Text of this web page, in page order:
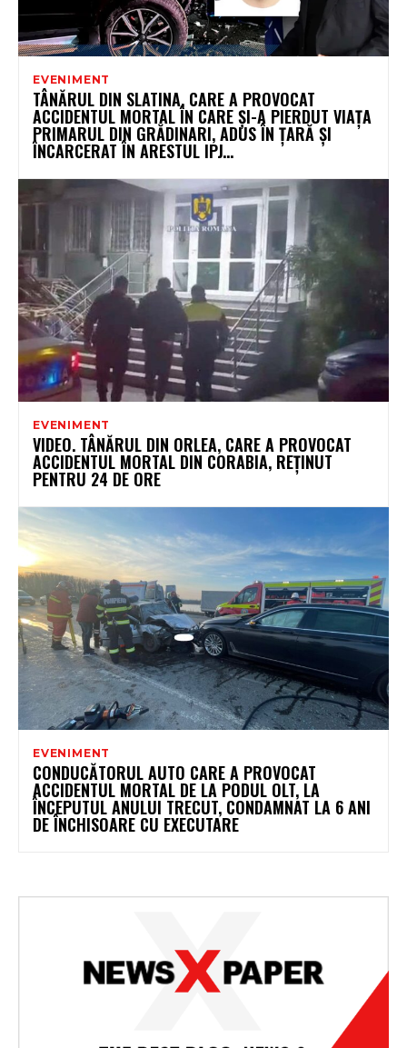
EVENIMENT
TÂNĂRUL DIN SLATINA, CARE A PROVOCAT
ACCIDENTUL MORTAL ÎN CARE ȘI-A PIERDUT VIAȚA
PRIMARUL DIN GRĂDINARI, ADUS ÎN ȚARĂ ȘI
ÎNCARCERAT ÎN ARESTUL IPJ...
EVENIMENT
VIDEO. TÂNĂRUL DIN ORLEA, CARE A PROVOCAT
ACCIDENTUL MORTAL DIN CORABIA, REȚINUT
PENTRU 24 DE ORE
EVENIMENT
CONDUCĂTORUL AUTO CARE A PROVOCAT
ACCIDENTUL MORTAL DE LA PODUL OLT, LA
ÎNCEPUTUL ANULUI TRECUT, CONDAMNAT LA 6 ANI
DE ÎNCHISOARE CU EXECUTARE